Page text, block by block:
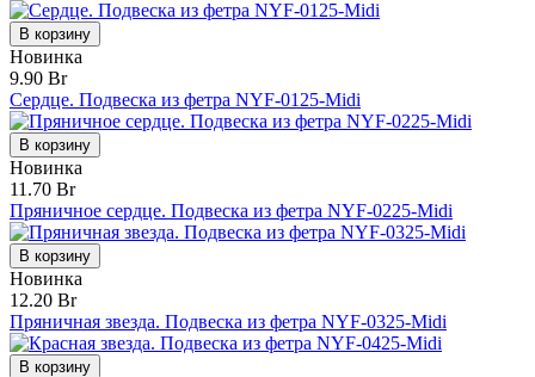
В корзину
Новинка
9.90 Br
Сердце. Подвеска из фетра NYF-0125-Midi
В корзину
Новинка
11.70 Br
Пряничное сердце. Подвеска из фетра NYF-0225-Midi
В корзину
Новинка
12.20 Br
Пряничная звезда. Подвеска из фетра NYF-0325-Midi
В корзину